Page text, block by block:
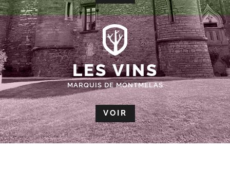
LES VINS
MARQUIS DE MONTMELAS
VOIR